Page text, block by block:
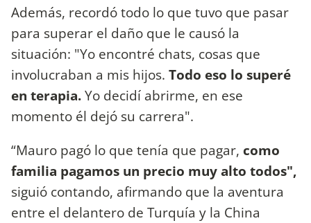
Además, recordó todo lo que tuvo que pasar
para superar el daño que le causó la
situación: "Yo encontré chats, cosas que
involucraban a mis hijos. Todo eso lo superé
en terapia.Yo decidí abrirme, en ese
momento él dejó su carrera".
“Mauro pagó lo que tenía que pagar, como
familia pagamos un precio muy alto todos",
siguió contando, afirmando que la aventura
entre el delantero de Turquía y la China